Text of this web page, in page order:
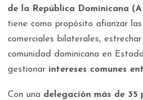
de la República Dominicana
tiene como propósito afianzar
comerciales bilaterales,
comunidad dominicana en
gestionar intereses comunes
Con una delegación más de 35